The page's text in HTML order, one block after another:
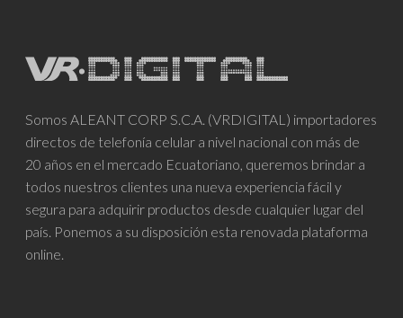
Somos ALEANT CORP S.C.A. (VRDIGITAL) importadores
directos de telefonía celular a nivel nacional con más de
20 años en el mercado Ecuatoriano, queremos brindar a
todos nuestros clientes una nueva experiencia fácil y
segura para adquirir productos desde cualquier lugar del
país. Ponemos a su disposición esta renovada plataforma
online.